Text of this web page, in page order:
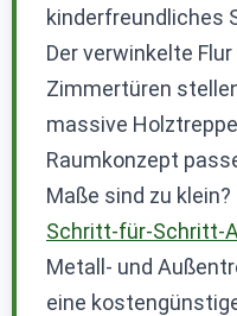
kinderfreundliches
Der verwinkelte
Zimmertüren
massive
Raumkonzept
Maße sind zu
Schritt-für-Schritt-
Metall- und
eine